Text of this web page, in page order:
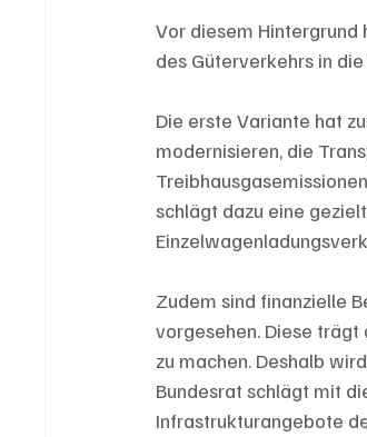
Vor diesem Hintergrund
des Güterverkehrs in
Die erste Variante hat
modernisieren, die
schlägt dazu eine
Zudem sind finanzielle
vorgesehen. Diese trägt
zu machen. Deshalb
Bundesrat schlägt mit
Infrastrukturangebote